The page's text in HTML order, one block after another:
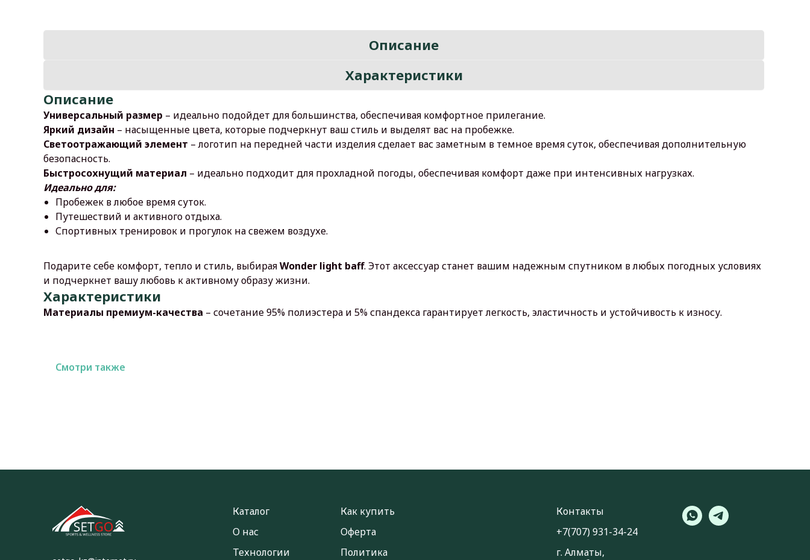
Описание
Характеристики
Описание
Универсальный размер – идеально подойдет для большинства, обеспечивая комфортное прилегание.
Яркий дизайн – насыщенные цвета, которые подчеркнут ваш стиль и выделят вас на пробежке.
Светоотражающий элемент – логотип на передней части изделия сделает вас заметным в темное время суток, обеспечивая дополнительную
безопасность.
Быстросохнущий материал – идеально подходит для прохладной погоды, обеспечивая комфорт даже при интенсивных нагрузках.
Идеально для:
Пробежек в любое время суток.
Путешествий и активного отдыха.
Спортивных тренировок и прогулок на свежем воздухе.
Подарите себе комфорт, тепло и стиль, выбираяWonder light baff. Этот аксессуар станет вашим надежным спутником в любых погодных условиях
и подчеркнет вашу любовь к активному образу жизни.
Характеристики
Материалы премиум-качества – сочетание 95% полиэстера и 5% спандекса гарантирует легкость, эластичность и устойчивость к износу.
Смотри также
Каталог
О нас
Технологии
Как купить
Оферта
Политика
Контакты
‪+7(707) 931-34-24
г. Алматы,